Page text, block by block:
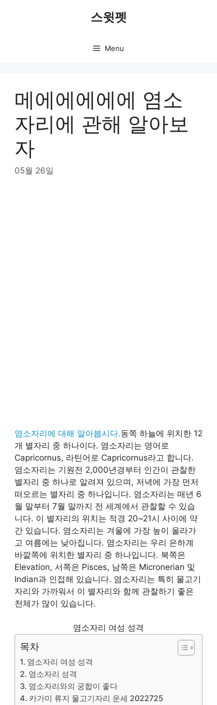
스윗펫
Menu
메에에에에에 염소
자리에 관해 알아보
자
05월 26일
염소자리에 대해 알아봅시다.동쪽 하늘에 위치한 12
개 별자리 중 하나이다. 염소자리는 영어로
Capricornus, 라틴어로 Capricornus라고 합니다.
염소자리는 기원전 2,000년경부터 인간이 관찰한
별자리 중 하나로 알려져 있으며, 저녁에 가장 먼저
떠오르는 별자리 중 하나입니다. 염소자리는 매년 6
월 말부터 7월 말까지 전 세계에서 관찰할 수 있습
니다. 이 별자리의 위치는 적경 20~21시 사이에 약
간 있습니다. 염소자리는 겨울에 가장 높이 올라가
고 여름에는 낮아집니다. 염소자리는 우리 은하계
바깥쪽에 위치한 별자리 중 하나입니다. 북쪽은
Elevation, 서쪽은 Pisces, 남쪽은 Micronerian 및
Indian과 인접해 있습니다. 염소자리는 특히 물고기
자리와 가까워서 이 별자리와 함께 관찰하기 좋은
천체가 많이 있습니다.
염소자리 여성 성격
목차
염소자리 여성 성격
염소자리 성격
염소자리와의 궁합이 좋다
카가미 류지 물고기자리 운세 2022725